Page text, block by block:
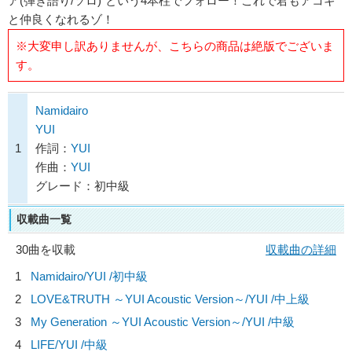
と仲良くなれるゾ！
※大変申し訳ありませんが、こちらの商品は絶版でございま
す。
1
Namidairo
YUI
作詞： YUI
作曲： YUI
グレード：初中級
収載曲一覧
30曲を収載
収載曲の詳細
1
Namidairo/YUI /初中級
2
LOVE&TRUTH ～YUI Acoustic Version～/YUI /中上級
3
My Generation ～YUI Acoustic Version～/YUI /中級
4
LIFE/YUI /中級